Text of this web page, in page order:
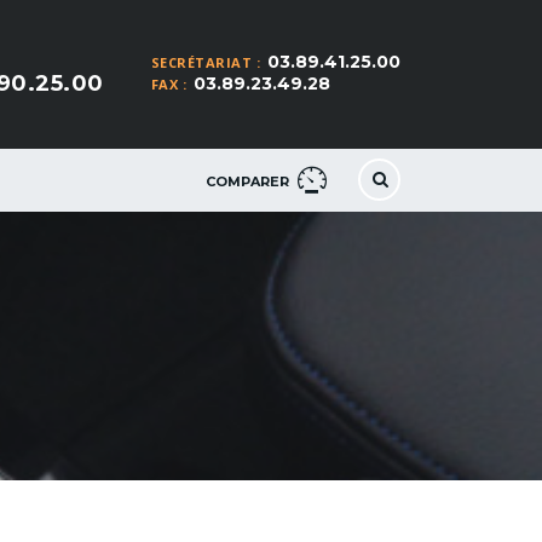
SECRÉTARIAT : 03.89.41.25.00
FAX : 03.89.23.49.28
COMPARER